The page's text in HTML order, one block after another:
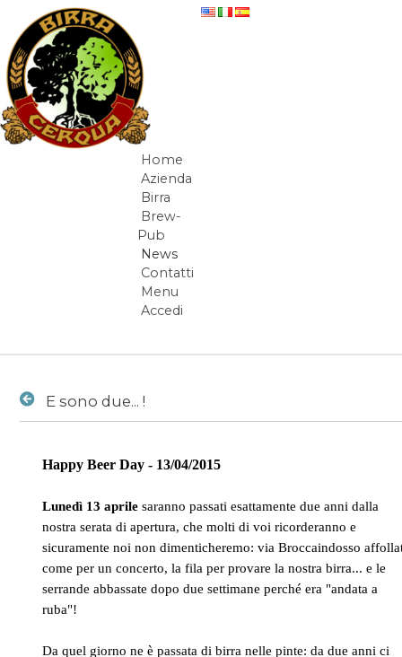
Salta al contenuto
E sono due... ! - NewsNavigazione
Home
Azienda
Birra
Brew-
Pub
News
Contatti
Menu
Accedi
Elementi Navigazione
E sono due... !
Happy Beer Day - 13/04/2015
Lunedì 13 aprile saranno passati esattamente due anni dalla
nostra serata di apertura, che molti di voi ricorderanno e
sicuramente noi non dimenticheremo: via Broccaindosso
come per un concerto, la fila per provare la nostra birra... e le
serrande abbassate dopo due settimane perché era "andata a
ruba"!
Da quel giorno ne è passata di birra nelle pinte: da due anni ci